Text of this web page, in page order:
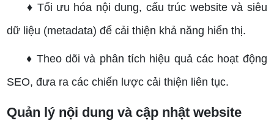
♦ Tối ưu hóa nội dung, cấu trúc website và siêu
dữ liệu (metadata) để cải thiện khả năng hiển thị.
♦ Theo dõi và phân tích hiệu quả các hoạt động
SEO, đưa ra các chiến lược cải thiện liên tục.
Quản lý nội dung và cập nhật website